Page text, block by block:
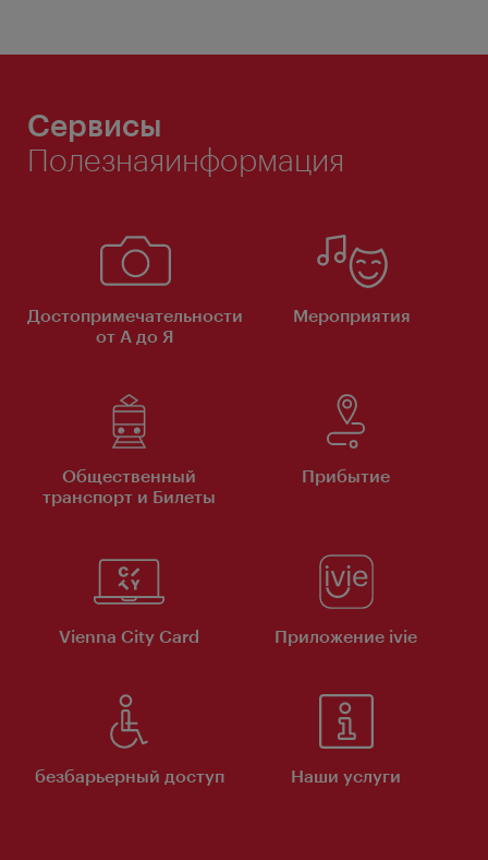
Сервисы
Полезнаяинформация
Достопримечательности
от А до Я
Мероприятия
Общественный
транспорт и Билеты
Прибытие
Vienna City Card Приложение ivie
безбарьерный доступ Наши услуги